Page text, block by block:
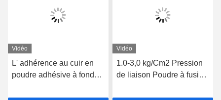
Vidéo
L' adhérence au cuir en
poudre adhésive à fonder
réglage rapide
Vidéo
1.0-3,0 kg/Cm2 Pression
de liaison Poudre à fusion
de lavage